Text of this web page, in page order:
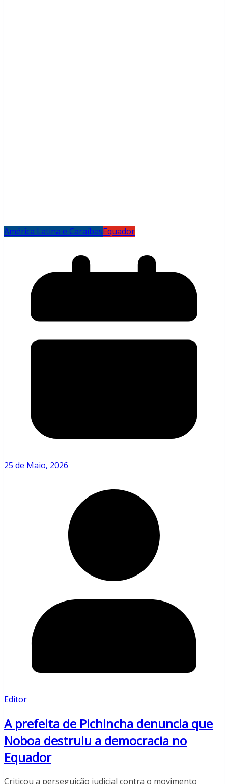
América Latina e CaraíbasEquador
25 de Maio, 2026
Editor
A prefeita de Pichincha denuncia que
Noboa destruiu a democracia no
Equador
Criticou a perseguição judicial contra o movimento